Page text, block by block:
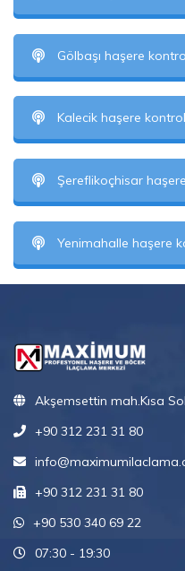
Gölbaşı haşere
Kalecik haşere
Şereflikoçhisar
Yenimahalle haşere
Akşemsettin mah.Kısa
+90 312 231 31 80
+90 312 231 31 80
+90 530 340 69 22
07:30 - 19:30